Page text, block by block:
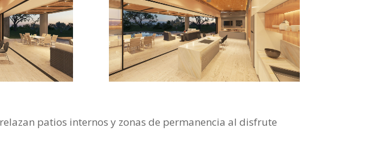
patios internos y zonas de permanencia al disfrute